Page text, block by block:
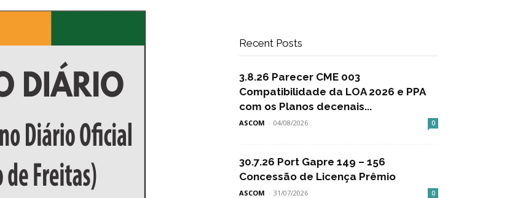
Recent Posts
3.8.26 Parecer CME 003
Compatibilidade da LOA 2026 e PPA
com os Planos decenais...
ASCOM - 04/08/2026 0
30.7.26 Port Gapre 149 – 156
Concessão de Licença Prêmio
ASCOM - 31/07/2026 0